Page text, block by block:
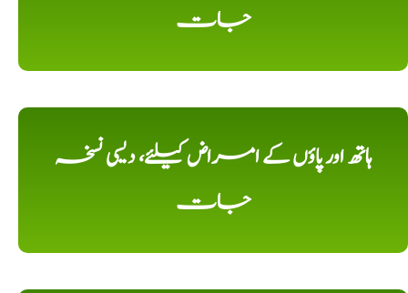
جات
ہاتھ اور پاؤں کے امراض کیلئے، دیسی نسخہ
جات